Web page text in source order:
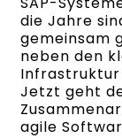
die Jahre
gemeinsam
neben den
Infrastruktur
Jetzt geht
agile